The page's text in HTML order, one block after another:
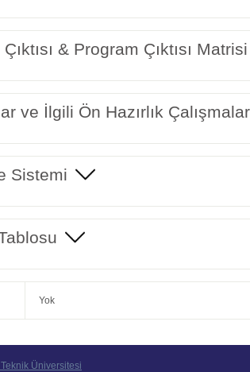
& Program Çıktısı Matrisi
ve İlgili Ön Hazırlık
Sistemi
Yok
Teknik Üniversitesi